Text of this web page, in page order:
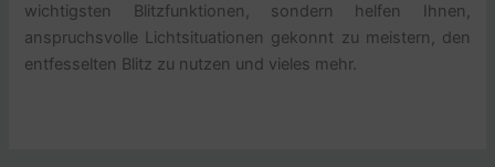
wichtigsten Blitzfunktionen, sondern helfen Ihnen,
anspruchsvolle Lichtsituationen gekonnt zu meistern, den
entfesselten Blitz zu nutzen und vieles mehr.